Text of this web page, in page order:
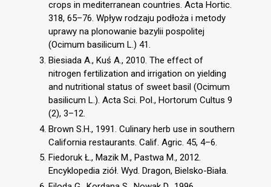
crops in mediterranean countries. Acta Hortic.
318, 65–76. Wpływ rodzaju podłoża i metody
uprawy na plonowanie bazylii pospolitej
(Ocimum basilicum L.) 41.
Biesiada A., Kuś A., 2010. The effect of
nitrogen fertilization and irrigation on yielding
and nutritional status of sweet basil (Ocimum
basilicum L.). Acta Sci. Pol., Hortorum Cultus 9
(2), 3–12.
Brown S.H., 1991. Culinary herb use in southern
California restaurants. Calif. Agric. 45, 4–6.
Fiedoruk Ł., Mazik M., Pastwa M., 2012.
Encyklopedia ziół. Wyd. Dragon, Bielsko-Biała.